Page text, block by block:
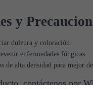
y
dulzura y coloración.
enfermedades fúngicas.
de alta densidad para mejor
contáctenos por